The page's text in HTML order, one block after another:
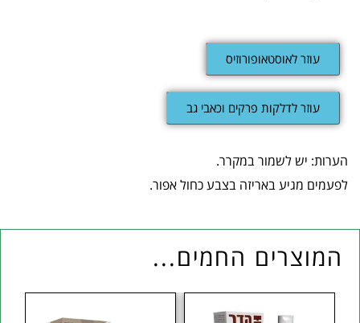
עוזר לאוסטאופורוזיס
עוזר לדלקות פרקים וכאבי גב
הערות: יש לשמור במקרר.
לפעמים מגיע באריזה בצבע כחול אפור.
המוצרים החמים...